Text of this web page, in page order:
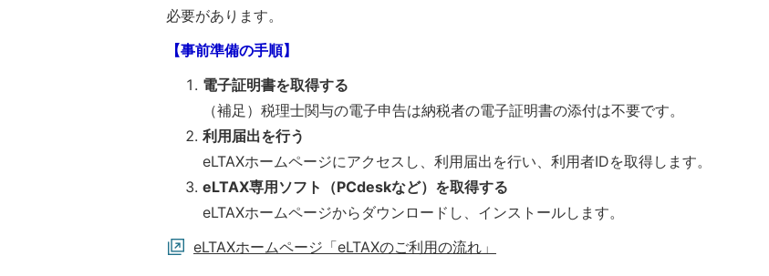
必要があります。
【事前準備の手順】
電子証明書を取得する
（補足）税理士関与の電子申告は納税者の電子証明書の添付は不要です。
利用届出を行う
eLTAXホームページにアクセスし、利用届出を行い、利用者IDを取得します。
eLTAX専用ソフト（PCdeskなど）を取得する
eLTAXホームページからダウンロードし、インストールします。
eLTAXホームページ「eLTAXのご利用の流れ」